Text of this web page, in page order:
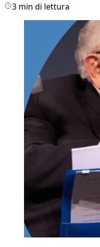
3 min di lettura